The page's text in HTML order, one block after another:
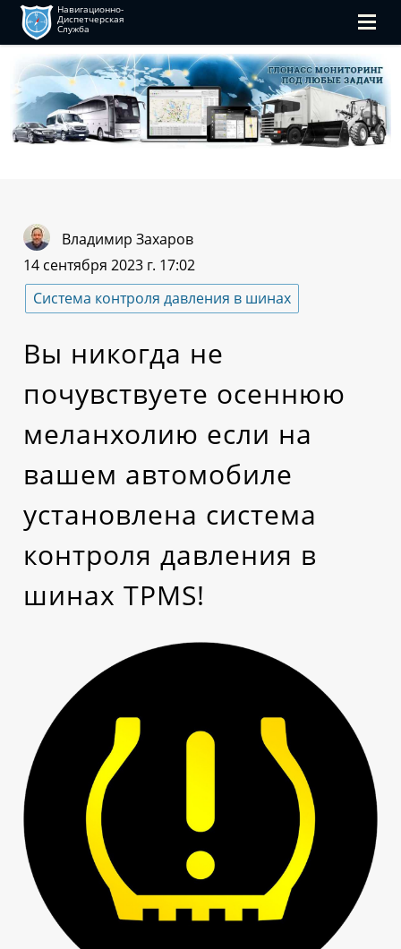
Навигационно-
Диспетчерская
Служба
Владимир Захаров
14 сентября 2023 г. 17:02
Система контроля давления в шинах
Вы никогда не
почувствуете осеннюю
меланхолию если на
вашем автомобиле
установлена система
контроля давления в
шинах TPMS!